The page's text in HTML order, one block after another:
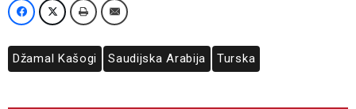
Džamal Kašogi Saudijska Arabija Turska